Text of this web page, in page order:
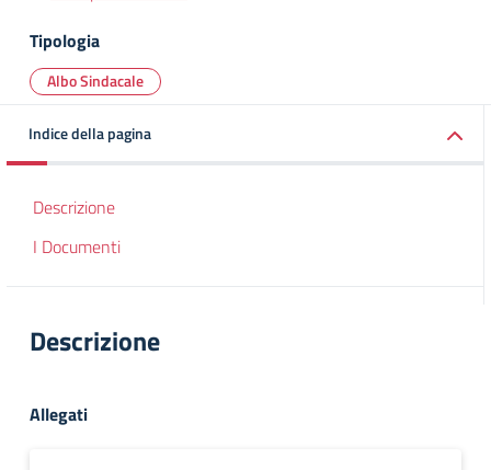
Tipologia
Albo Sindacale
Indice della pagina
Descrizione
I Documenti
Descrizione
Allegati